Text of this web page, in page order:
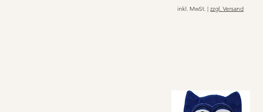
inkl. MwSt. |zzgl. Versand